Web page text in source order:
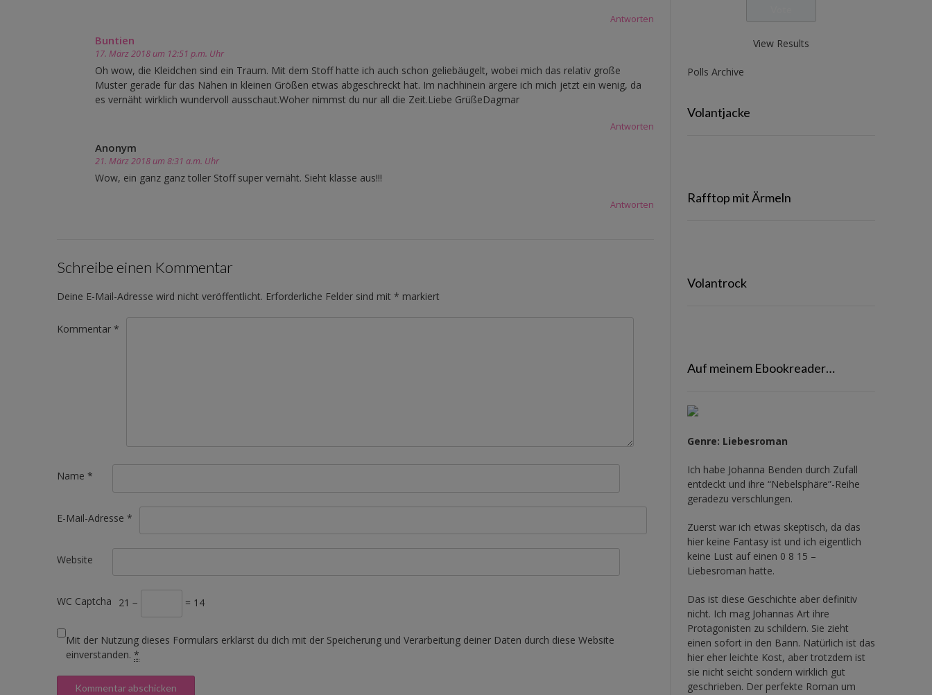
Antworten
Buntien
17. März 2018 um 12:51 p.m. Uhr
Oh wow, die Kleidchen sind ein Traum. Mit dem Stoff hatte ich auch schon geliebäugelt, wobei mich das relativ große
Muster gerade für das Nähen in kleinen Größen etwas abgeschreckt hat. Im nachhinein ärgere ich mich jetzt ein wenig, da
es vernäht wirklich wundervoll ausschaut.Woher nimmst du nur all die Zeit.Liebe GrüßeDagmar
Antworten
Anonym
21. März 2018 um 8:31 a.m. Uhr
Wow, ein ganz ganz toller Stoff super vernäht. Sieht klasse aus!!!
Antworten
Schreibe einen Kommentar
Deine E-Mail-Adresse wird nicht veröffentlicht. Erforderliche Felder sind mit * markiert
Kommentar *
Name *
E-Mail-Adresse *
Website
WC Captcha 21 − = 14
Mit der Nutzung dieses Formulars erklärst du dich mit der Speicherung und Verarbeitung deiner Daten durch diese Website
einverstanden. *
View Results
Polls Archive
Volantjacke
Rafftop mit Ärmeln
Volantrock
Auf meinem Ebookreader…
Genre: Liebesroman
Ich habe Johanna Benden durch Zufall
entdeckt und ihre “Nebelsphäre”-Reihe
geradezu verschlungen.
Zuerst war ich etwas skeptisch, da das
hier keine Fantasy ist und ich eigentlich
keine Lust auf einen 0 8 15 –
Liebesroman hatte.
Das ist diese Geschichte aber definitiv
nicht. Ich mag Johannas Art ihre
Protagonisten zu schildern. Sie zieht
einen sofort in den Bann. Natürlich ist das
hier eher leichte Kost, aber trotzdem ist
sie nicht seicht sondern wirklich gut
geschrieben. Der perfekte Roman um